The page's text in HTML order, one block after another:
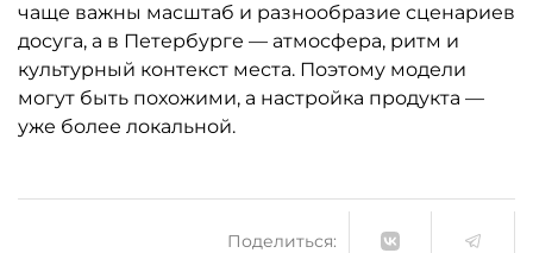
чаще важны масштаб и разнообразие сценариев
досуга, а в Петербурге — атмосфера, ритм и
культурный контекст места. Поэтому модели
могут быть похожими, а настройка продукта —
уже более локальной.
Поделиться: